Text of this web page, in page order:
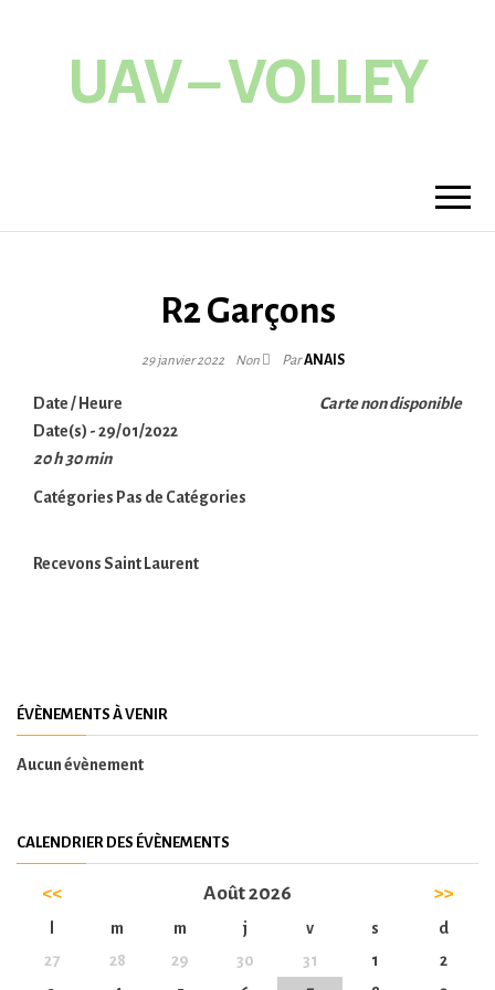
UAV – VOLLEY
R2 Garçons
29 janvier 2022 Non ParANAIS
Carte non disponible
Date / Heure
Date(s) - 29/01/2022
20 h 30 min
Catégories Pas de Catégories
Recevons Saint Laurent
ÉVÈNEMENTS À VENIR
Aucun évènement
CALENDRIER DES ÉVÈNEMENTS
<< Août 2026 >>
m m j v s
d
27
28 29 30 31 1
2